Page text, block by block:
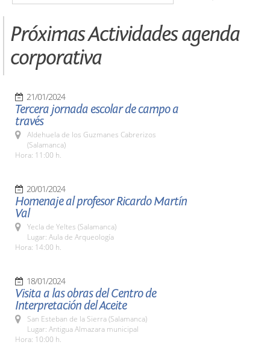
Próximas Actividades agenda
corporativa
21/01/2024
Tercera jornada escolar de campo a
través
Aldehuela de los Guzmanes Cabrerizos
(Salamanca)
Hora: 11:00 h.
20/01/2024
Homenaje al profesor Ricardo Martín
Val
Yecla de Yeltes (Salamanca)
Lugar: Aula de Arqueología
Hora: 14:00 h.
18/01/2024
Visita a las obras del Centro de
Interpretación del Aceite
San Esteban de la Sierra (Salamanca)
Lugar: Antigua Almazara municipal
Hora: 10:00 h.